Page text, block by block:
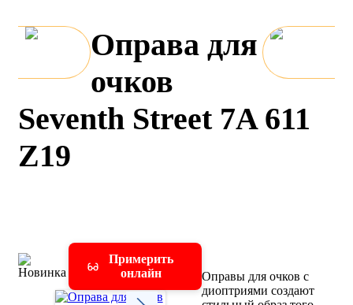
Оправа для
очков
Seventh Street 7A 611
Z19
Примерить
онлайн
Оправы для очков с
диоптриями создают